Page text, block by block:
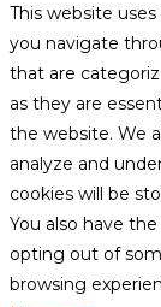
This website
you navigate
that are
as they are
the website. We
analyze and
cookies will be
You also have
opting out of
browsing